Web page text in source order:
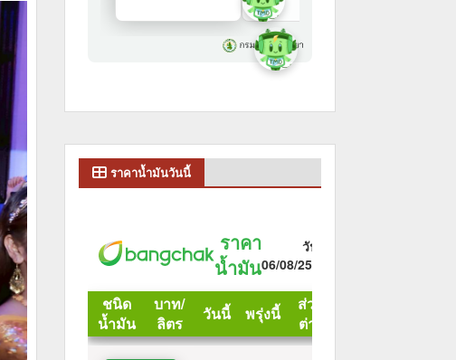
ราคาน้ำมันวันนี้